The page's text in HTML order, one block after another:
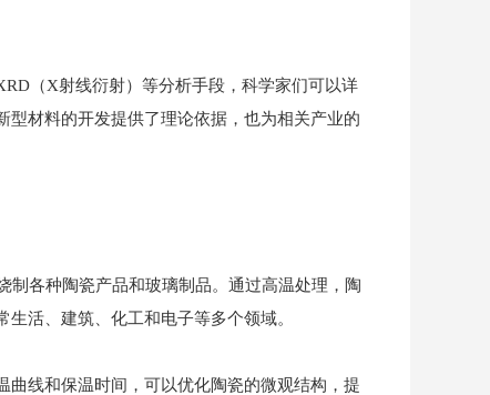
（X射线衍射）等分析手段，科学家们可以详
材料的开发提供了理论依据，也为相关产业的
各种陶瓷产品和玻璃制品。通过高温处理，陶
活、建筑、化工和电子等多个领域。
线和保温时间，可以优化陶瓷的微观结构，提